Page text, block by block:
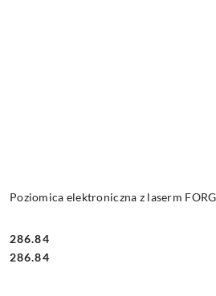
Poziomica elektroniczna z laserm
Cena:
286.84
Cena:
286.84